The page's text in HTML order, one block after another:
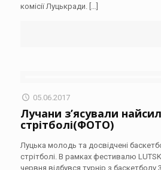
комісії Луцькради.[…]
05.06.2017
Лучани з’ясували
стрітболі(ФОТО)
Луцька молодь та досвідчені
стрітболі. В рамках фестивалю
червня відбувся турнір з баскетболу